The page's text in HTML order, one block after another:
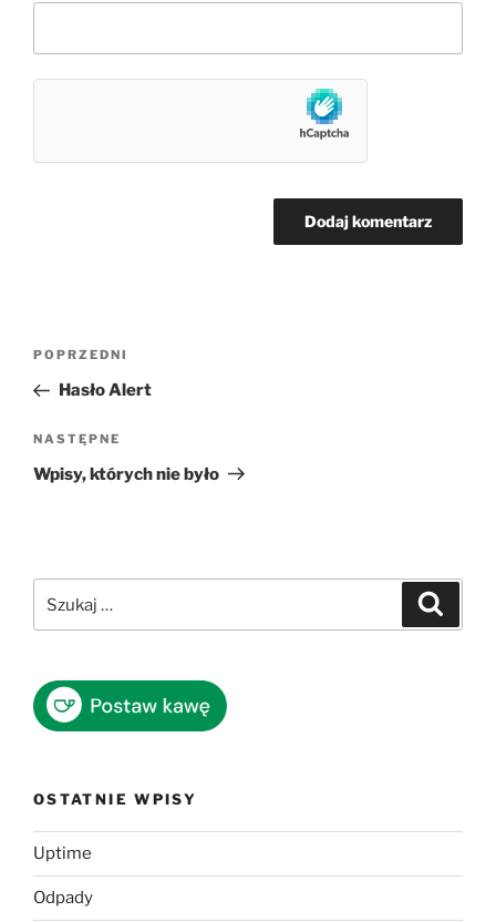
Nawigacja
Poprzedni
wpis
POPRZEDNI
Hasło Alert
Następny
wpis
NASTĘPNE
Wpisy, których nie było
OSTATNIE WPISY
Uptime
Odpady